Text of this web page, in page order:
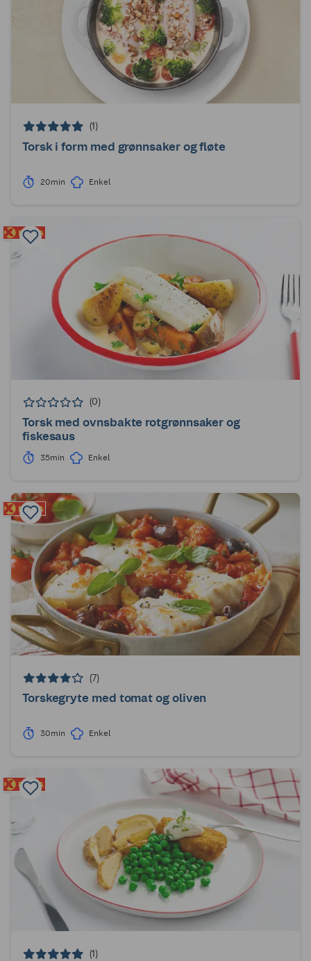
(1)
Torsk i form med grønnsaker og fløte
20min Enkel
(0)
Torsk med ovnsbakte rotgrønnsaker og
fiskesaus
35min Enkel
(7)
Torskegryte med tomat og oliven
30min Enkel
(1)